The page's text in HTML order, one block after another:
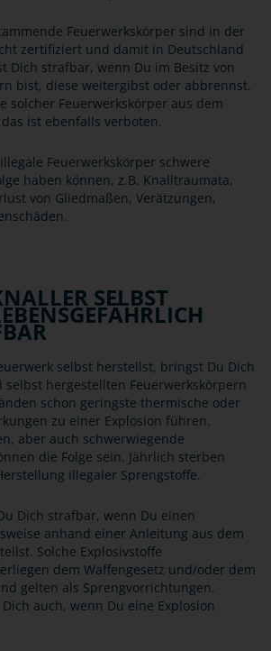
Feuerwerkskörper sind in der
zertifiziert und damit in Deutschland
Dich strafbar, wenn Du im Besitz von
bist, diese weitergibst oder abbrennst.
solcher Feuerwerkskörper aus dem
ist ebenfalls verboten.
Feuerwerkskörper schwere
haben können, z.B. Knalltraumata,
von Gliedmaßen, Verätzungen,
SELBST
selbst herstellst, bringst Du Dich
selbst hergestellten Feuerwerkskörpern
schon geringste thermische oder
zu einer Explosion führen.
aber auch schwerwiegende
die Folge sein. Jährlich sterben
illegaler Sprengstoffe.
Dich strafbar, wenn Du einen
anhand einer Anleitung aus dem
Solche Explosivstoffe
dem Waffengesetz und/oder dem
gelten als Sprengvorrichtungen.
auch, wenn Du eine Explosion